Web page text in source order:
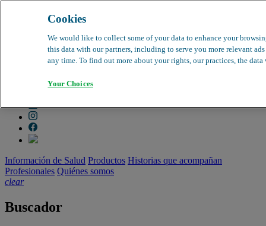
clear
Dirección médica
Farmacovigilancia
Buscador de productos
Información de Salud Productos Historias que acompañan
Profesionales Quiénes somos
clear
Buscador
Cookies
We would like to collect some of your data to enhance your
this data with our partners, including to serve you more relevant
any time. To find out more about your rights, our practices, the
Your Choices